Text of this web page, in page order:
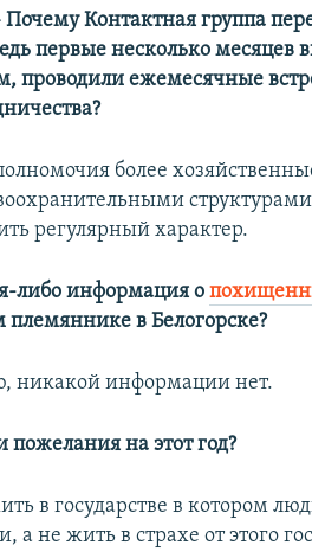
Почему Контактная группа
первые несколько месяцев
проводили ежемесячные
более
регулярный характер.
либо информация о
в Белогорске?
никакой информации нет.
на этот год?
в государстве в котором
не жить в страхе от этого